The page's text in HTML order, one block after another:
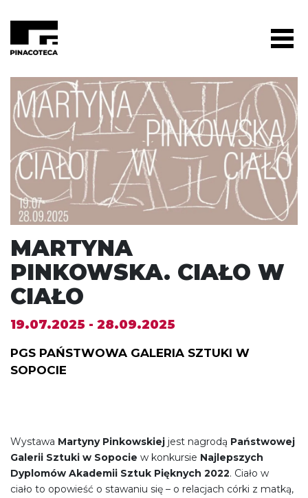
MARTYNA
PINKOWSKA. CIAŁO W
CIAŁO
19.07.2025 - 28.09.2025
PGS PAŃSTWOWA GALERIA SZTUKI W
SOPOCIE
Wystawa Martyny Pinkowskiej jest nagrodą Państwowej
Galerii Sztuki w Sopocie w konkursie Najlepszych
Dyplomów Akademii Sztuk Pięknych 2022. Ciało w
ciało to opowieść o stawaniu się – o relacjach córki z matką,